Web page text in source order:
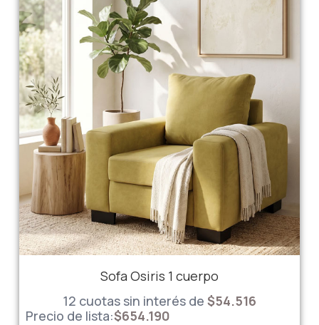
Sofa Osiris 1 cuerpo
12 cuotas sin interés de $54.516
Precio de lista:$654.190